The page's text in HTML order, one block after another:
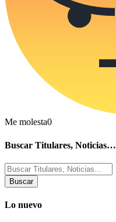
Me molesta0
Buscar Titulares, Noticias…
Buscar
por:
Lo nuevo